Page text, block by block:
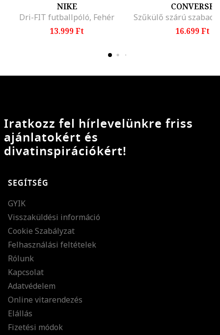
NIKE
Dri-FIT futballpóló, Fehér
13.999 Ft
CONVERSE
16.699 Ft
Iratkozz fel hírlevelünkre friss
ajánlatokért és
divatinspirációkért!
SEGÍTSÉG
GYIK
Visszaküldési információ
Cookie Szabályzat
Felhasználási feltételek
Rólunk
Kapcsolat
Adatvédelem
Online vitarendezés
Elállás
Fizetési módok